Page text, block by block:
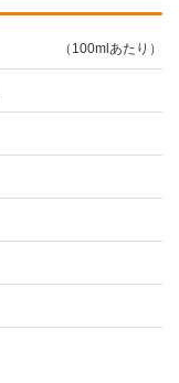
（100mlあたり）